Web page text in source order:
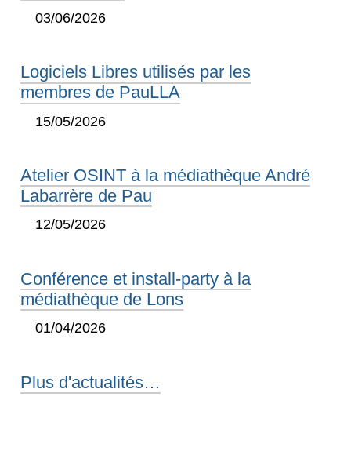
03/06/2026
Logiciels Libres utilisés par les
membres de PauLLA
15/05/2026
Atelier OSINT à la médiathèque André
Labarrère de Pau
12/05/2026
Conférence et install-party à la
médiathèque de Lons
01/04/2026
Plus d'actualités…